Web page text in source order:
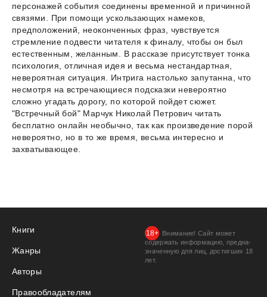
персонажей события соединены временной и причинной
связями. При помощи ускользающих намеков,
предположений, неоконченных фраз, чувствуется
стремление подвести читателя к финалу, чтобы он был
естественным, желанным. В рассказе присутствует тонка
психология, отличная идея и весьма нестандартная,
невероятная ситуация. Интрига настолько запутанна, что
несмотря на встречающиеся подсказки невероятно
сложно угадать дорогу, по которой пойдет сюжет.
"Встречный бой" Марчук Николай Петрович читать
бесплатно онлайн необычно, так как произведение порой
невероятно, но в то же время, весьма интересно и
захватывающее.
Книги
Жанры
Авторы
Правообладателям
Внимание! Сайт может
содержать информацию, предна­
значенную для лиц, дости­гших 18
лет.